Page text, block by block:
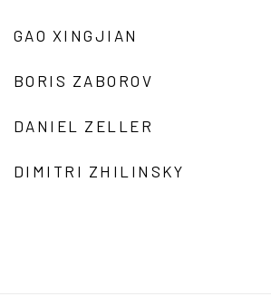
GAO XINGJIAN
BORIS ZABOROV
DANIEL ZELLER
DIMITRI ZHILINSKY